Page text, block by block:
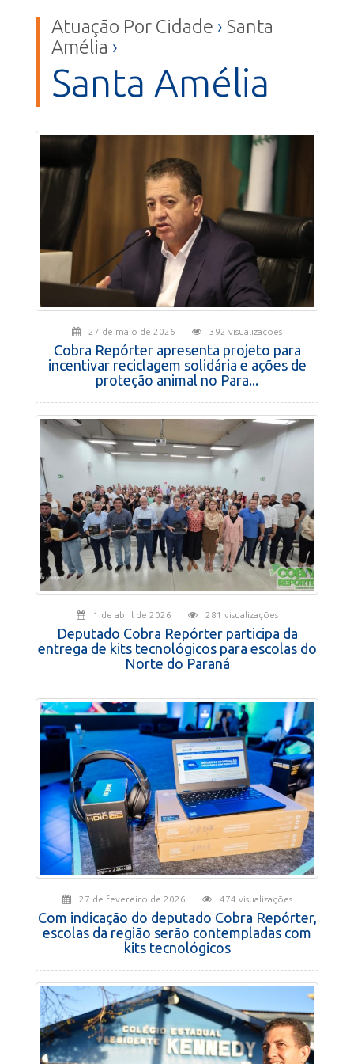
Atuação Por Cidade › Santa
Amélia ›
Santa Amélia
27 de maio de 2026 392 visualizações
Cobra Repórter apresenta projeto para
incentivar reciclagem solidária e ações de
proteção animal no Para...
1 de abril de 2026 281 visualizações
Deputado Cobra Repórter participa da
entrega de kits tecnológicos para escolas do
Norte do Paraná
27 de fevereiro de 2026 474 visualizações
Com indicação do deputado Cobra Repórter,
escolas da região serão contempladas com
kits tecnológicos